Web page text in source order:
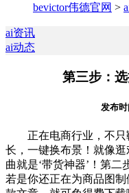
bevictor伟德官网 >
ai资讯
ai动态
第三步：
发布
正在电商行业，不只
长，一键换布景！就像
曲就是‘带货神器’！第二
若是你还正在为商品图